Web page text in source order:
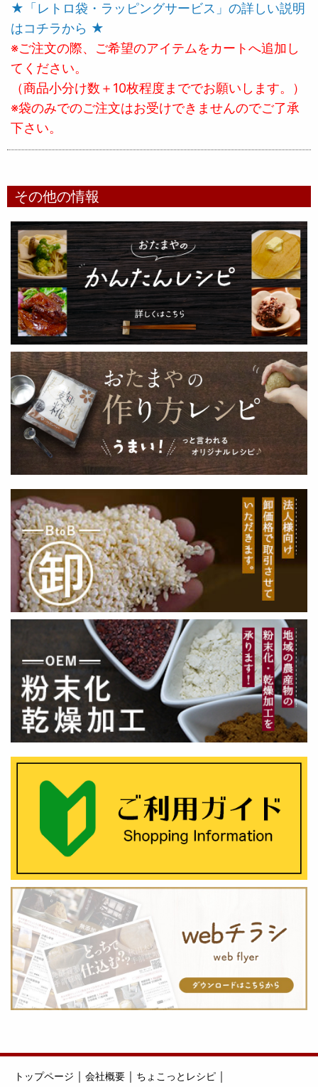
★「レトロ袋・ラッピングサービス」の詳しい説明
はコチラから ★
※ご注文の際、ご希望のアイテムをカートへ追加し
てください。
（商品小分け数＋10枚程度まででお願いします。）
※袋のみでのご注文はお受けできませんのでご了承
下さい。
その他の情報
トップページ ｜ 会社概要 ｜ ちょこっとレシピ ｜